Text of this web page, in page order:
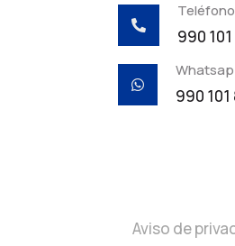

Teléfono
990

990
Aviso de